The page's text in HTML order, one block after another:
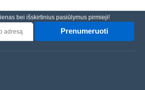
bei išskirtinius pasiūlymus pirmieji!
Prenumeruoti